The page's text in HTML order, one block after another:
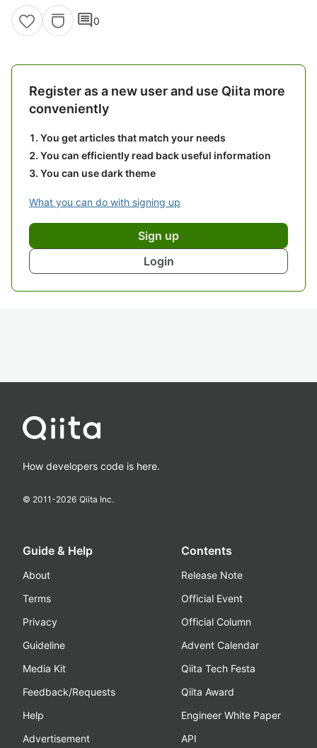
comment0
Register as a new user and use Qiita more
conveniently
You get articles that match your needs
You can efficiently read back useful information
You can use dark theme
What you can do with signing up
Sign up
Login
How developers code is here.
© 2011-2026 Qiita Inc.
Guide & Help
About
Terms
Privacy
Guideline
Media Kit
Feedback/Requests
Help
Advertisement
Contents
Release Note
Official Event
Official Column
Advent Calendar
Qiita Tech Festa
Qiita Award
Engineer White Paper
API